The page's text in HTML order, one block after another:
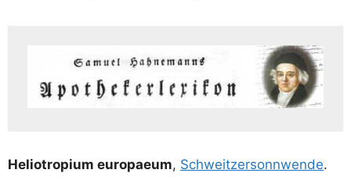
Helio­tro­pi­um euro­pae­um, Schweit­zer­sonn­wen­de.